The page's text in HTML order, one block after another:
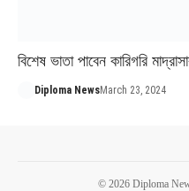
বিশেষ ভাতা পাবেন কারিগরি
Diploma NewsMarch 23, 2024
© 2026 Diploma